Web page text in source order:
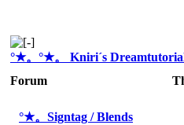
°★。°★。 Kniri´s
Forum
°★。Signtag / Blends